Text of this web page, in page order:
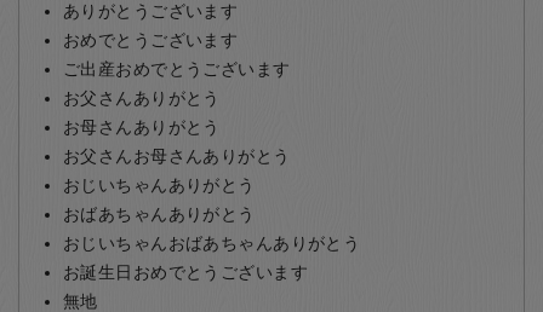
ありがとうございます
おめでとうございます
ご出産おめでとうございます
お父さんありがとう
お母さんありがとう
お父さんお母さんありがとう
おじいちゃんありがとう
おばあちゃんありがとう
おじいちゃんおばあちゃんありがとう
お誕生日おめでとうございます
無地